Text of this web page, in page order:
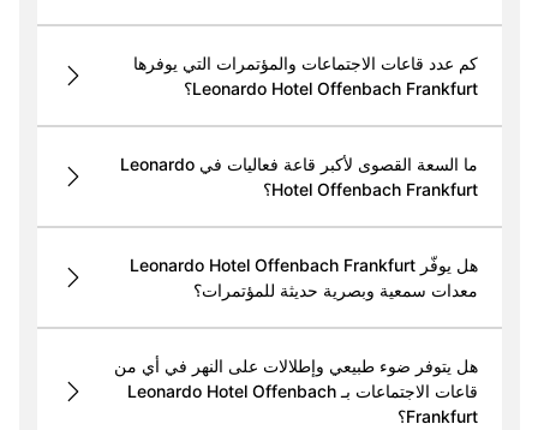
كم عدد قاعات الاجتماعات والمؤتمرات التي يوفرها
Leonardo Hotel Offenbach Frankfurt؟
ما السعة القصوى لأكبر قاعة فعاليات في Leonardo
Hotel Offenbach Frankfurt؟
هل يوفّر Leonardo Hotel Offenbach Frankfurt
معدات سمعية وبصرية حديثة للمؤتمرات؟
هل يتوفر ضوء طبيعي وإطلالات على النهر في أي من
قاعات الاجتماعات بـ Leonardo Hotel Offenbach
Frankfurt؟